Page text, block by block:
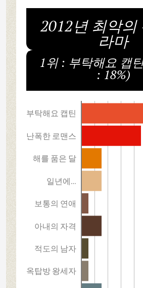
2012년 최악의
라마
1위 : 부탁해요 캡
: 18%)
부탁해요 캡틴
난폭한 로맨스
해를 품은 달
일년에…
보통의 연애
아내의 자격
적도의 남자
옥탑방 왕세자